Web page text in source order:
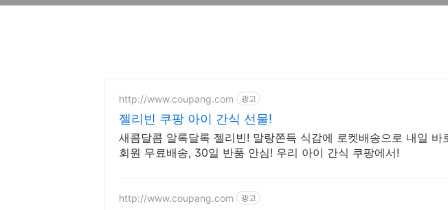
http://www.coupang.com 광고
젤리빈 쿠팡 아이 간식 선물!
새콤달콤 알록달록 젤리빈! 말랑쫀득 식감에 로켓배송으로 내일 바
회원 무료배송, 30일 반품 안심! 우리 아이 간식 쿠팡에서!
http://www.coupang.com 광고